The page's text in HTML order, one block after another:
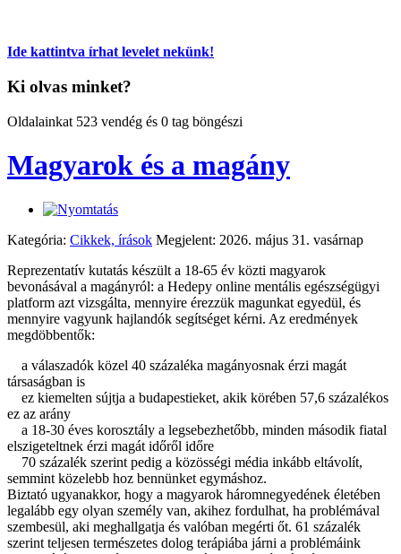
Ide kattintva írhat levelet nekünk!
Ki olvas minket?
Oldalainkat 523 vendég és 0 tag böngészi
Magyarok és a magány
Kategória: Cikkek, írások Megjelent: 2026. május 31. vasárnap
Reprezentatív kutatás készült a 18-65 év közti magyarok
bevonásával a magányról: a Hedepy online mentális egészségügyi
platform azt vizsgálta, mennyire érezzük magunkat egyedül, és
mennyire vagyunk hajlandók segítséget kérni. Az eredmények
megdöbbentők:
a válaszadók közel 40 százaléka magányosnak érzi magát
társaságban is
ez kiemelten sújtja a budapestieket, akik körében 57,6 százalékos
ez az arány
a 18-30 éves korosztály a legsebezhetőbb, minden második fiatal
elszigeteltnek érzi magát időről időre
70 százalék szerint pedig a közösségi média inkább eltávolít,
semmint közelebb hoz bennünket egymáshoz.
Biztató ugyanakkor, hogy a magyarok háromnegyedének életében
legalább egy olyan személy van, akihez fordulhat, ha problémával
szembesül, aki meghallgatja és valóban megérti őt. 61 százalék
szerint teljesen természetes dolog terápiába járni a problémáink